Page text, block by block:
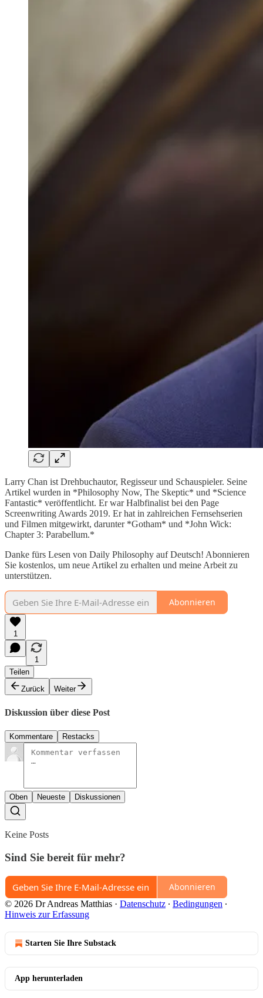
Larry Chan ist Drehbuchautor, Regisseur und Schauspieler. Seine
Artikel wurden in *Philosophy Now, The Skeptic* und *Science
Fantastic* veröffentlicht. Er war Halbfinalist bei den Page
Screenwriting Awards 2019. Er hat in zahlreichen Fernsehserien
und Filmen mitgewirkt, darunter *Gotham* und *John Wick:
Chapter 3: Parabellum.*
Danke fürs Lesen von Daily Philosophy auf Deutsch! Abonnieren
Sie kostenlos, um neue Artikel zu erhalten und meine Arbeit zu
unterstützen.
Abonnieren
1
1
Teilen
Zurück
Weiter
Diskussion über diese Post
Kommentare Restacks
Oben Neueste Diskussionen
Keine Posts
Sind Sie bereit für mehr?
Abonnieren
© 2026 Dr Andreas Matthias · Datenschutz ∙ Bedingungen ∙
Hinweis zur Erfassung
Starten Sie Ihre Substack
App herunterladen